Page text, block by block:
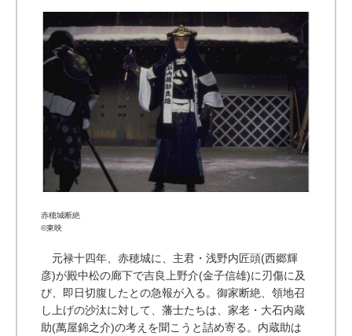
赤穂城断絶
©東映
元禄十四年、赤穂城に、主君・浅野内匠頭(西郷輝
彦)が殿中松の廊下で吉良上野介(金子信雄)に刃傷に及
び、即日切腹したとの急報が入る。御家断絶、領地召
し上げの沙汰に対して、藩士たちは、家老・大石内蔵
助(萬屋錦之介)の考えを聞こうと詰め寄る。内蔵助は